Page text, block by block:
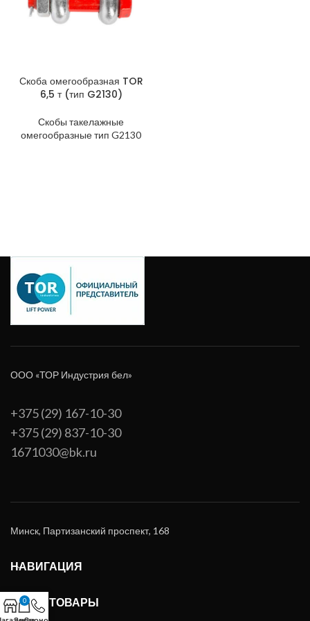
Скоба омегообразная TOR
6,5 т (тип G2130)
Скобы такелажные
омегообразные тип G2130
ООО «ТОР Индустрия бел»
+375 (29) 167-10-30
+375 (29) 837-10-30
1671030@bk.ru
Минск, Партизанский проспект, 168
НАВИГАЦИЯ
НАШИ ТОВАРЫ
0